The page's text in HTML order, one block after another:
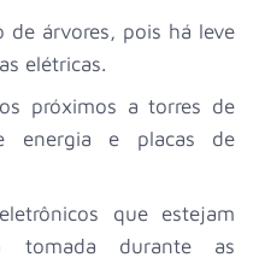
de árvores, pois há leve
elétricas.
próximos a torres de
energia e placas de
que estejam
tomada durante as